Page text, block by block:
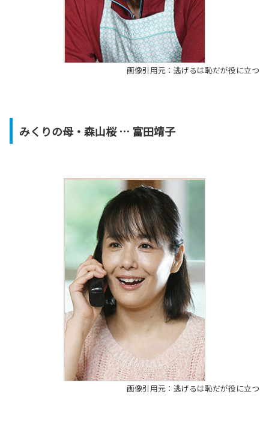
画像引用元：逃げるは恥だが役に立つ
みくりの母・森山桜 … 富田靖子
画像引用元：逃げるは恥だが役に立つ